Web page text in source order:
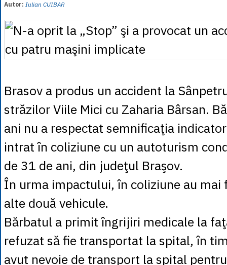
1 NOK= 0.4191
1 RSD= 0.0425
1 TRY= 0.1141
= 0.1048
1 XDR= 5.9383
1 ZAR= 0.2318
Autor: Iulian CUIBAR
Brasov a produs un accident la
străzilor Viile Mici cu Zaharia Bârsan.
ani nu a respectat semnificaţia
intrat în coliziune cu un autoturism
de 31 de ani, din judeţul Braşov.
În urma impactului, în coliziune au mai
alte două vehicule.
Bărbatul a primit îngrijiri medicale la
refuzat să fie transportat la spital, în
avut nevoie de transport la spital